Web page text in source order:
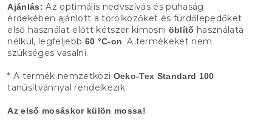
Ajánlás: Az optimális nedvszívás és puhaság
érdekében ajánlott a törölközőket és fürdőlepedőket
első használat előtt kétszer kimosni öblítő használata
nélkül, legfeljebb 60 °C-on. A termékeket nem
szükséges vasalni.
* A termék nemzetközi Oeko-Tex Standard 100
tanúsítvánnyal rendelkezik
Az első mosáskor külön mossa!